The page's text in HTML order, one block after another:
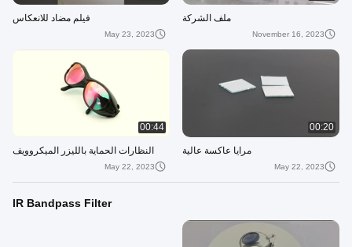
ملف الشركة
November 16, 2023
فيلم مضاد للانعكاس
May 23, 2023
00:20
مرايا عاكسة عالية
May 22, 2023
00:44
النظارات الحماية بالليزر الميكروويف
May 22, 2023
IR Bandpass Filter